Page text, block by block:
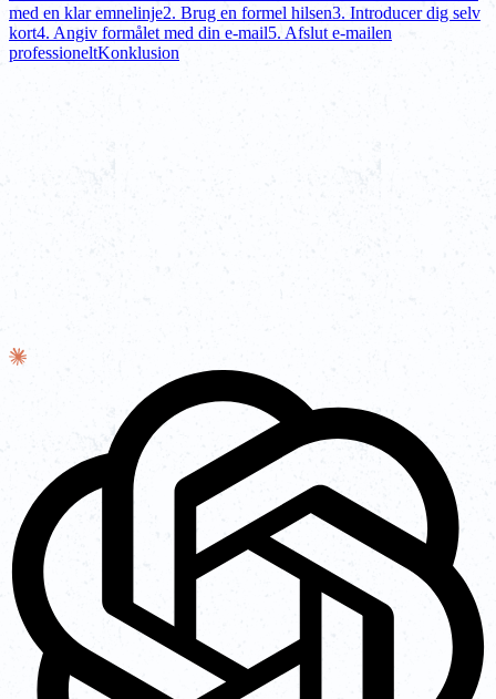
med en klar emnelinje2. Brug en formel hilsen3. Introducer dig selv
kort4. Angiv formålet med din e-mail5. Afslut e-mailen
professioneltKonklusion